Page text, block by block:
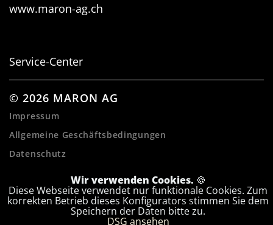
WEITER
www.maron-ag.ch
Service-Center
© 2026 MARON AG
Impressum
Allgemeine Geschäftsbedingungen
Datenschutz
Wir verwenden Cookies. 🍪
Diese Webseite verwendet nur funktionale Cookies. Zum
korrekten Betrieb dieses Konfigurators stimmen Sie dem
Speichern der Daten bitte zu.
DSG ansehen